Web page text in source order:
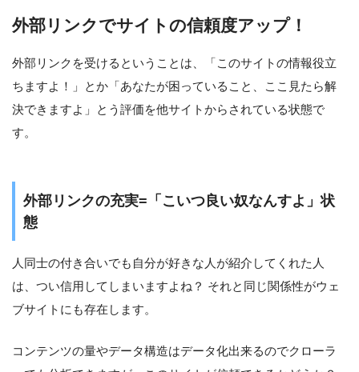
外部リンクでサイトの信頼度アップ！
外部リンクを受けるということは、「このサイトの情報役立
ちますよ！」とか「あなたが困っていること、ここ見たら解
決できますよ」とう評価を他サイトからされている状態で
す。
外部リンクの充実=「こいつ良い奴なんすよ」状
態
人同士の付き合いでも自分が好きな人が紹介してくれた人
は、つい信用してしまいますよね？ それと同じ関係性がウェ
ブサイトにも存在します。
コンテンツの量やデータ構造はデータ化出来るのでクローラ